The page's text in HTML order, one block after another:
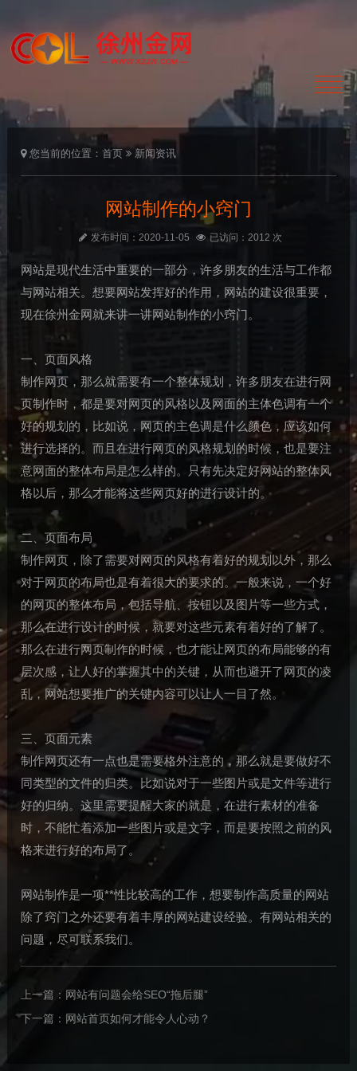
您当前的位置：首页 新闻资讯
网站制作的小窍门
发布时间：2020-11-05 已访问：2012 次
网站是现代生活中重要的一部分，许多朋友的生活与工作都
与网站相关。想要网站发挥好的作用，网站的建设很重要，
现在徐州金网就来讲一讲网站制作的小窍门。
一、页面风格
制作网页，那么就需要有一个整体规划，许多朋友在进行网
页制作时，都是要对网页的风格以及网面的主体色调有一个
好的规划的，比如说，网页的主色调是什么颜色，应该如何
进行选择的。而且在进行网页的风格规划的时候，也是要注
意网面的整体布局是怎么样的。只有先决定好网站的整体风
格以后，那么才能将这些网页好的进行设计的。
二、页面布局
制作网页，除了需要对网页的风格有着好的规划以外，那么
对于网页的布局也是有着很大的要求的。一般来说，一个好
的网页的整体布局，包括导航、按钮以及图片等一些方式，
那么在进行设计的时候，就要对这些元素有着好的了解了。
那么在进行网页制作的时候，也才能让网页的布局能够的有
层次感，让人好的掌握其中的关键，从而也避开了网页的凌
乱，网站想要推广的关键内容可以让人一目了然。
三、页面元素
制作网页还有一点也是需要格外注意的，那么就是要做好不
同类型的文件的归类。比如说对于一些图片或是文件等进行
好的归纳。这里需要提醒大家的就是，在进行素材的准备
时，不能忙着添加一些图片或是文字，而是要按照之前的风
格来进行好的布局了。
网站制作是一项**性比较高的工作，想要制作高质量的网站
除了窍门之外还要有着丰厚的网站建设经验。有网站相关的
问题，尽可联系我们。
上一篇： 网站有问题会给SEO“拖后腿”
下一篇： 网站首页如何才能令人心动？